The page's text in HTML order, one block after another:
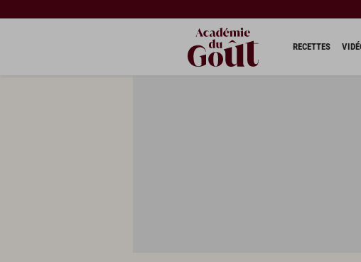
RECETTES
CHARGEMENT…